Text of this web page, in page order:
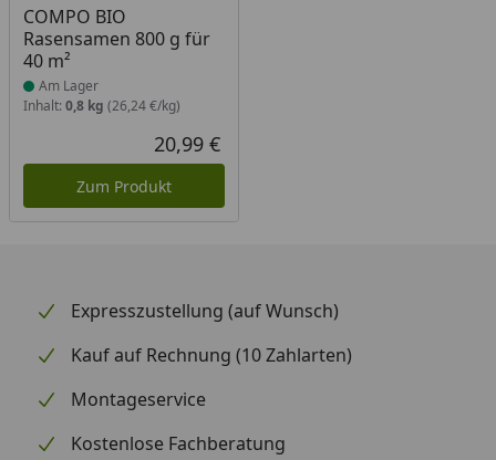
COMPO BIO
Rasensamen 800 g für
40 m²
Produkt am Lager
Am Lager
Inhalt: 0,8 kg (26,24 €/kg)
Aktueller Preis
20,99 €
Zum Produkt
Expresszustellung (auf Wunsch)
Kauf auf Rechnung (10 Zahlarten)
Montageservice
Kostenlose Fachberatung